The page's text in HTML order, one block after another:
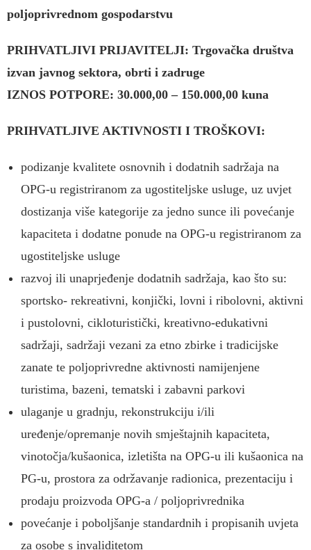
poljoprivrednom gospodarstvu
PRIHVATLJIVI PRIJAVITELJI: Trgovačka društva
izvan javnog sektora, obrti i zadruge
IZNOS POTPORE: 30.000,00 – 150.000,00 kuna
PRIHVATLJIVE AKTIVNOSTI I TROŠKOVI:
podizanje kvalitete osnovnih i dodatnih sadržaja na
OPG-u registriranom za ugostiteljske usluge, uz uvjet
dostizanja više kategorije za jedno sunce ili povećanje
kapaciteta i dodatne ponude na OPG-u registriranom za
ugostiteljske usluge
razvoj ili unaprjeđenje dodatnih sadržaja, kao što su:
sportsko- rekreativni, konjički, lovni i ribolovni, aktivni
i pustolovni, cikloturistički, kreativno-edukativni
sadržaji, sadržaji vezani za etno zbirke i tradicijske
zanate te poljoprivredne aktivnosti namijenjene
turistima, bazeni, tematski i zabavni parkovi
ulaganje u gradnju, rekonstrukciju i/ili
uređenje/opremanje novih smještajnih kapaciteta,
vinotočja/kušaonica, izletišta na OPG-u ili kušaonica na
PG-u, prostora za održavanje radionica, prezentaciju i
prodaju proizvoda OPG-a / poljoprivrednika
povećanje i poboljšanje standardnih i propisanih uvjeta
za osobe s invaliditetom